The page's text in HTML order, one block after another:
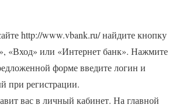
http://www.vbank.ru/ найдите кнопку
«Вход» или «Интернет банк». Нажмите
форме введите логин и
при регистрации.
вас в личный кабинет. На главной